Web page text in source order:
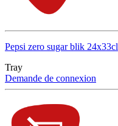
Pepsi zero sugar blik 24x33cl
Tray
Demande de connexion